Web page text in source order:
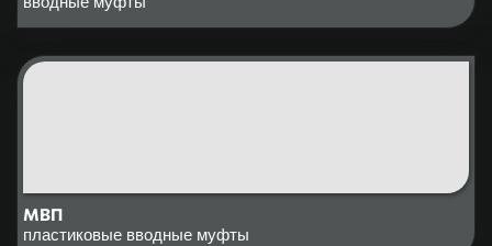
МВП
пластиковые вводные муфты